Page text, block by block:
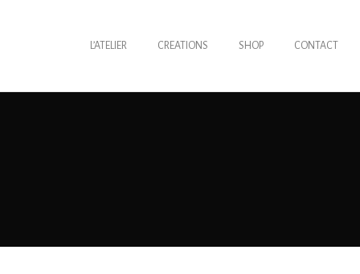
L’ATELIER CREATIONS SHOP CONTACT